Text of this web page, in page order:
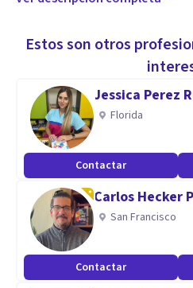
TW: /
TK: /
Telegram:
Aptitudes
Brindo psicoterapia ONLINE para
PRACTICAS NARRATIVAS y
Estos son otros
Jessica Perez
Florida
Contactar
Carlos Hecker
San Francisco
Contactar